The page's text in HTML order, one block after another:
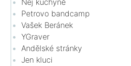
Nej kuchyně
Petrovo bandcamp
Vašek Beránek
YGraver
Andělské stránky
Jen kluci